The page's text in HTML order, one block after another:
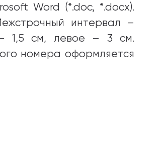
Word (*.doc, *.docx).
интервал –
1,5 см, левое – 3 см.
номера оформляется